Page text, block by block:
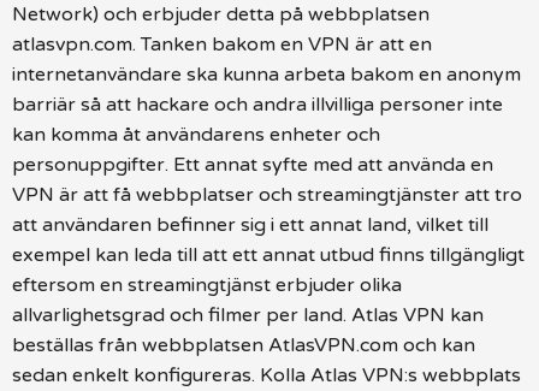
Network) och erbjuder detta på webbplatsen
atlasvpn.com. Tanken bakom en VPN är att en
internetanvändare ska kunna arbeta bakom en anonym
barriär så att hackare och andra illvilliga personer inte
kan komma åt användarens enheter och
personuppgifter. Ett annat syfte med att använda en
VPN är att få webbplatser och streamingtjänster att tro
att användaren befinner sig i ett annat land, vilket till
exempel kan leda till att ett annat utbud finns tillgängligt
eftersom en streamingtjänst erbjuder olika
allvarlighetsgrad och filmer per land. Atlas VPN kan
beställas från webbplatsen AtlasVPN.com och kan
sedan enkelt konfigureras. Kolla Atlas VPN:s webbplats